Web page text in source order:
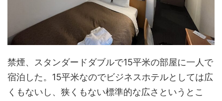
禁煙、スタンダードダブルで15平米の部屋に一人で
宿泊した。15平米なのでビジネスホテルとしては広
くもないし、狭くもない標準的な広さというとこ